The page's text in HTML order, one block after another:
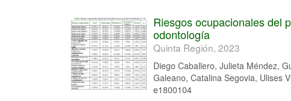
Riesgos ocupacionales del
odontología
Quinta Región, 2023
Diego Caballero, Julieta Méndez,
Galeano, Catalina Segovia, Ulises
e1800104